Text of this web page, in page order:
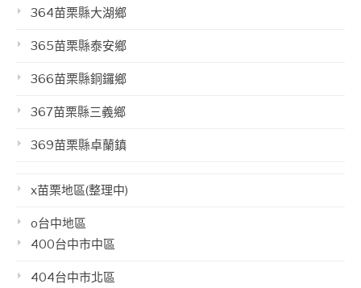
364苗栗縣大湖鄉
365苗栗縣泰安鄉
366苗栗縣銅鑼鄉
367苗栗縣三義鄉
369苗栗縣卓蘭鎮
x苗栗地區(整理中)
o台中地區
400台中市中區
404台中市北區